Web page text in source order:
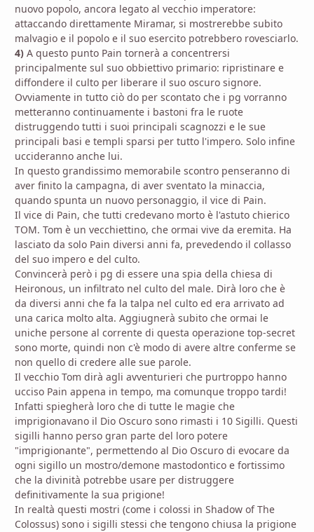
nuovo popolo, ancora legato al vecchio imperatore:
attaccando direttamente Miramar, si mostrerebbe subito
malvagio e il popolo e il suo esercito potrebbero rovesciarlo.
4) A questo punto Pain tornerà a concentrersi
principalmente sul suo obbiettivo primario: ripristinare e
diffondere il culto per liberare il suo oscuro signore.
Ovviamente in tutto ciò do per scontato che i pg vorranno
metteranno continuamente i bastoni fra le ruote
distruggendo tutti i suoi principali scagnozzi e le sue
principali basi e templi sparsi per tutto l'impero. Solo infine
uccideranno anche lui.
In questo grandissimo memorabile scontro penseranno di
aver finito la campagna, di aver sventato la minaccia,
quando spunta un nuovo personaggio, il vice di Pain.
Il vice di Pain, che tutti credevano morto è l'astuto chierico
TOM. Tom è un vecchiettino, che ormai vive da eremita. Ha
lasciato da solo Pain diversi anni fa, prevedendo il collasso
del suo impero e del culto.
Convincerà però i pg di essere una spia della chiesa di
Heironous, un infiltrato nel culto del male. Dirà loro che è
da diversi anni che fa la talpa nel culto ed era arrivato ad
una carica molto alta. Aggiugnerà subito che ormai le
uniche persone al corrente di questa operazione top-secret
sono morte, quindi non c'è modo di avere altre conferme se
non quello di credere alle sue parole.
Il vecchio Tom dirà agli avventurieri che purtroppo hanno
ucciso Pain appena in tempo, ma comunque troppo tardi!
Infatti spiegherà loro che di tutte le magie che
imprigionavano il Dio Oscuro sono rimasti i 10 Sigilli. Questi
sigilli hanno perso gran parte del loro potere
"imprigionante", permettendo al Dio Oscuro di evocare da
ogni sigillo un mostro/demone mastodontico e fortissimo
che la divinità potrebbe usare per distruggere
definitivamente la sua prigione!
In realtà questi mostri (come i colossi in Shadow of The
Colossus) sono i sigilli stessi che tengono chiusa la prigione